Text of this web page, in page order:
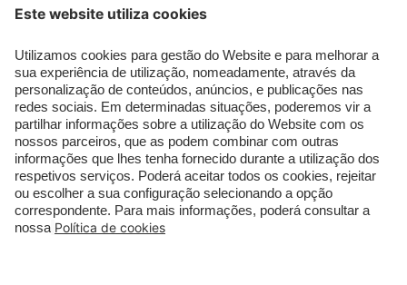
Sérum de Rosto
Body mist & Spray
corporal
Produtos para Cabelo
Homem
Espuma de Limpeza
Facial
Dermocosmética
Perfumes árabes
Novidades
Melhores Perfumes
Femininos
TOP 10: Perfumes
Masculinos
Pestanas Postiças
Creme Rosto Homem